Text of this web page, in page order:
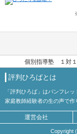
個別指導塾 １対１
評判ひろばとは
「評判ひろば」はパンフレ
家庭教師経験者の生の声で作
運営会社
Copyright